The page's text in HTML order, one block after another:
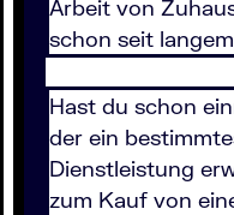
Arbeit von
schon seit
Hast du schon
der ein
Dienstleistung
zum Kauf von